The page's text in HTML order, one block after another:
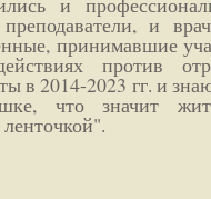
и
принимавшие
против
в 2014-2023 гг. и
что значит
ленточкой".